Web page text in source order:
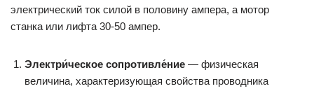
электрический ток силой в половину ампера, а мотор
станка или лифта 30-50 ампер.
Электри́ческое сопротивле́ние — физическая
величина, характеризующая свойства проводника